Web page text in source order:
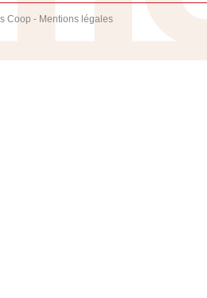
Coop - Mentions légales